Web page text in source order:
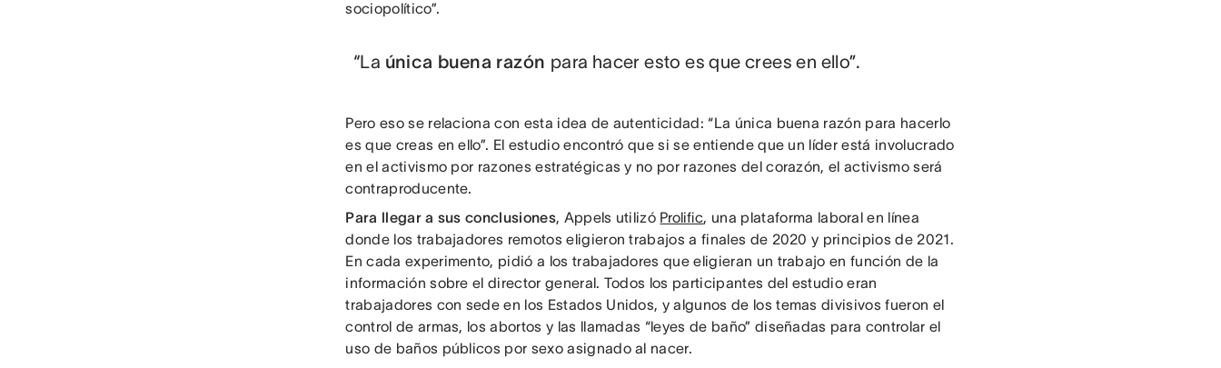
sociopolítico”.
“La única buena razón para hacer esto es que crees en ello”.
Pero eso se relaciona con esta idea de autenticidad: “La única buena razón para hacerlo
es que creas en ello”. El estudio encontró que si se entiende que un líder está involucrado
en el activismo por razones estratégicas y no por razones del corazón, el activismo será
contraproducente.
Para llegar a sus conclusiones, Appels utilizó Prolific, una plataforma laboral en línea
donde los trabajadores remotos eligieron trabajos a finales de 2020 y principios de 2021.
En cada experimento, pidió a los trabajadores que eligieran un trabajo en función de la
información sobre el director general. Todos los participantes del estudio eran
trabajadores con sede en los Estados Unidos, y algunos de los temas divisivos fueron el
control de armas, los abortos y las llamadas “leyes de baño” diseñadas para controlar el
uso de baños públicos por sexo asignado al nacer.